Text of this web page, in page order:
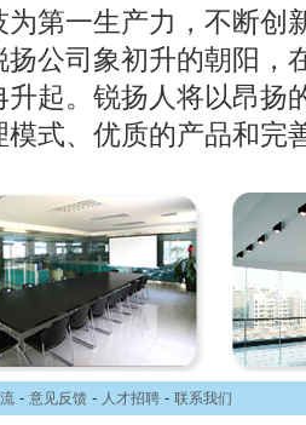
为第一生产力，不断创
司象初升的朝阳，
起。锐扬人将以昂扬
式、优质的产品和完
- 意见反馈 - 人才招聘 - 联系我们